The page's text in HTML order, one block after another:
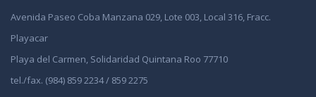
Avenida Paseo Coba Manzana 029, Lote 003, Local 316, Fracc.
Playacar
Playa del Carmen, Solidaridad Quintana Roo 77710
tel./fax. (984) 859 2234 / 859 2275